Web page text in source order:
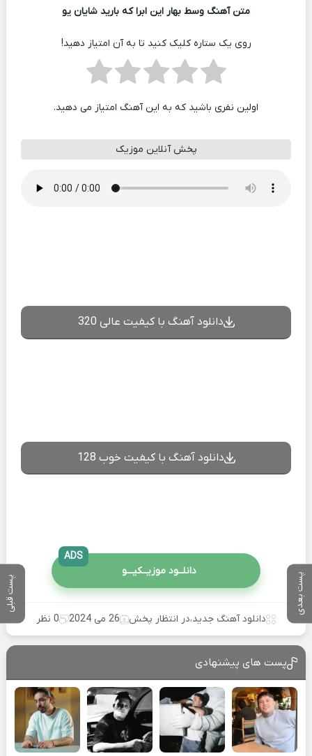
پست بعدی پست قبلی
متن آهنگ وسط بهار این ابرا که بارید شایان یو
روی یک ستاره کلیک کنید تا به آن امتیاز دهید!
اولین نفری باشید که به این آهنگ امتیاز می دهید.
پخش آنلاین موزیک
دانلود آهنگ با کیفیت عالی 320
دانلود آهنگ با کیفیت خوب 128
دانلــود موزیــکیـــو
ADS
دانلود آهنگ جدید،در انتظار پخش 26 می 2024 0 نظر
پست های پیشنهادی